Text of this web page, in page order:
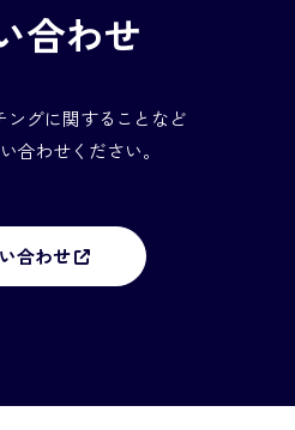
合わせ
ングに関することなど
合わせください。
合わせ